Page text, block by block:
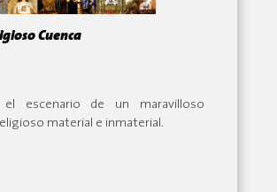
Cuenca
el escenario de un maravilloso
material e inmaterial.